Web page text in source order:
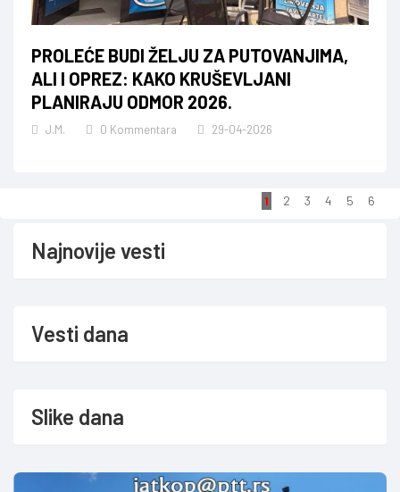
PROLEĆE BUDI ŽELJU ZA PUTOVANJIMA,
ALI I OPREZ: KAKO KRUŠEVLJANI
PLANIRAJU ODMOR 2026.
J.M. 0 Kommentara 29-04-2026
1 2 3 4 5 6
Najnovije vesti
Vesti dana
Slike dana